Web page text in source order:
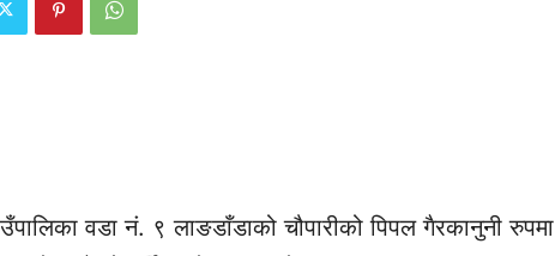
वडा नं. ९ लाङडाँडाको चौपारीको पिपल गैरकानुनी रुपमा